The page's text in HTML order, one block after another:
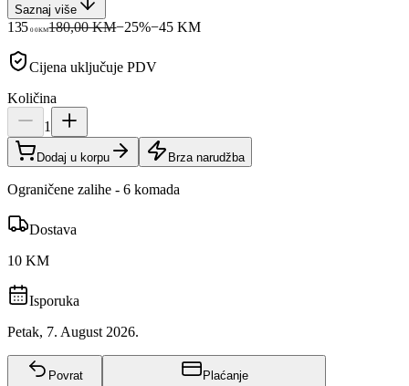
Saznaj više
135 00KM180,00 KM−25%−45 KM
Cijena uključuje PDV
Količina
1
Dodaj u korpu Brza narudžba
Ograničene zalihe - 6 komada
Dostava
10 KM
Isporuka
Petak, 7. August 2026.
Povrat
Plaćanje